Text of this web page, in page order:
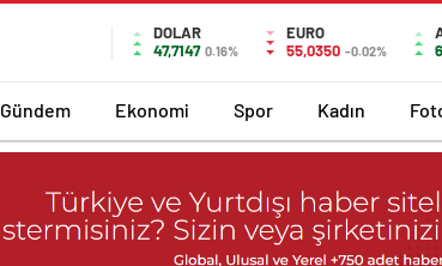
DOLAR
47,7147 0.16%
EURO
55,0350 -0.02%
Gündem Ekonomi Spor Kadın